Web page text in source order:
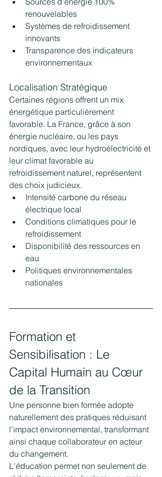
renouvelables
Systèmes de refroidissement
innovants
Transparence des indicateurs
environnementaux
Localisation Stratégique
Certaines régions offrent un mix
énergétique particulièrement
favorable. La France, grâce à son
énergie nucléaire, ou les pays
nordiques, avec leur hydroélectricité et
leur climat favorable au
refroidissement naturel, représentent
des choix judicieux.
Intensité carbone du réseau
électrique local
Conditions climatiques pour le
refroidissement
Disponibilité des ressources en
eau
Politiques environnementales
nationales
Formation et
Sensibilisation : Le
Capital Humain au Cœur
de la Transition
Une personne bien formée adopte
naturellement des pratiques réduisant
l'impact environnemental, transformant
ainsi chaque collaborateur en acteur
du changement.
L'éducation permet non seulement de